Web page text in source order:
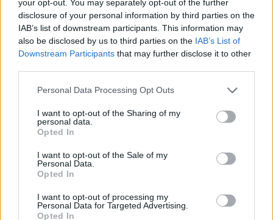
your opt-out. You may separately opt-out of the further
disclosure of your personal information by third parties on the
IAB’s list of downstream participants. This information may
also be disclosed by us to third parties on the IAB’s List of
Downstream Participants that may further disclose it to other
Personal Data Processing Opt Outs
I want to opt-out of the Sharing of my
personal data.
Opted In
I want to opt-out of the Sale of my
Personal Data.
Opted In
I want to opt-out of processing my
Personal Data for Targeted Advertising.
Opted In
kerület polgármestere.
A korábban MSZP-s, most független Őrsi Gergelyt az
úgynevezett óbudai korrupciós üggyel kapcsolatban
tartóztatták le csütörtökön. Nem ő az egyetlen: Láng Zsolt
korábbi fideszes II. kerületi polgármesterért, Puskás Péter
momentumos önkormányzati képviselőért, Matisz Károly
korábbi momentumos pártigazgatóért, valamint...
KEDVES OLVASÓNK!
A keresett cikk a portfolio.hu hírarchívumához
tartozik, melynek olvasása előfizetéses